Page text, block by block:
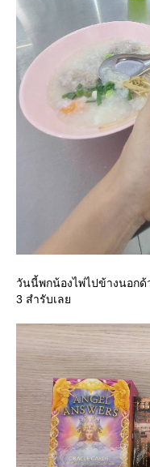
วันนี้พกน้องไพ่ไปข้างนอก
3 สำรับเล